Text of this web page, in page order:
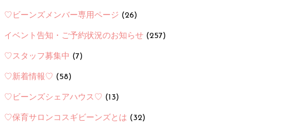
♡ビーンズメンバー専用ページ (26)
イベント告知・ご予約状況のお知らせ (257)
♡スタッフ募集中 (7)
♡新着情報♡ (58)
♡ビーンズシェアハウス♡ (13)
♡保育サロンコスギビーンズとは (32)